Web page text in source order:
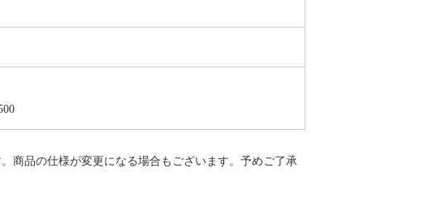
商品の仕様が変更になる場合もございます。予めご了承